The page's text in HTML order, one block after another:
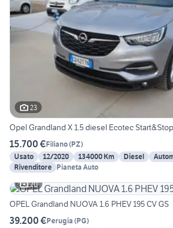
23
Opel Grandland X 1.5 diesel Ecotec
15.700 €Filiano(PZ)
Usato
12/2020 134000 Km Diesel
Rivenditore Pianeta Auto
20
OPEL Grandland NUOVA 1.6 PHEV 195 CV GS
39.200 €Perugia (PG)